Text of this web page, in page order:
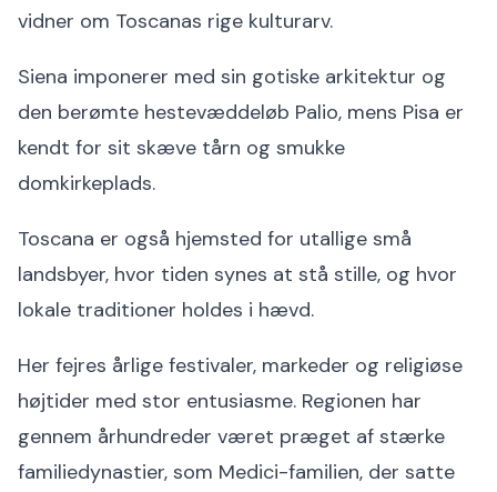
vidner om Toscanas rige kulturarv.
Siena imponerer med sin gotiske arkitektur og
den berømte hestevæddeløb Palio, mens Pisa er
kendt for sit skæve tårn og smukke
domkirkeplads.
Toscana er også hjemsted for utallige små
landsbyer, hvor tiden synes at stå stille, og hvor
lokale traditioner holdes i hævd.
Her fejres årlige festivaler, markeder og religiøse
højtider med stor entusiasme. Regionen har
gennem århundreder været præget af stærke
familiedynastier, som Medici-familien, der satte